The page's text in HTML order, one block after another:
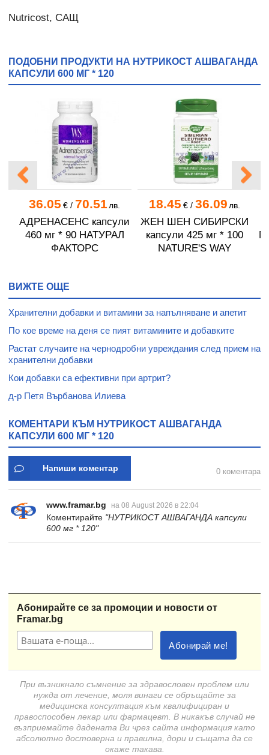
Nutricost, САЩ
ПОДОБНИ ПРОДУКТИ НА НУТРИКОСТ АШВАГАНДА
КАПСУЛИ 600 МГ * 120
36.05 €/ 70.51лв.
АДРЕНАСЕНС капсули
460 мг * 90 НАТУРАЛ
ФАКТОРС
18.45 €/ 36.09 лв.
ЖЕН ШЕН СИБИРСКИ
капсули 425 мг * 100
NATURE'S WAY
ВИЖТЕ ОЩЕ
Хранителни добавки и витамини за напълняване и апетит
По кое време на деня се пият витамините и добавките
Растат случаите на чернодробни увреждания след прием на
хранителни добавки
Кои добавки са ефективни при артрит?
д-р Петя Върбанова Илиева
КОМЕНТАРИ КЪМ НУТРИКОСТ АШВАГАНДА
КАПСУЛИ 600 МГ * 120
Напиши коментар 0 коментара
www.framar.bg на 08 August 2026 в 22:04
Коментирайте "НУТРИКОСТ АШВАГАНДА капсули
600 мг * 120"
Абонирайте се за промоции и новости от
Framar.bg
При възникнало съмнение за здравословен проблем или
нужда от лечение, моля винаги се обръщайте за
медицинска консултация към квалифициран и
правоспособен лекар или фармацевт. В никакъв случай не
възприемайте дадената Ви чрез сайта информация като
абсолютно достоверна и правилна, дори и същата да се
окаже такава.